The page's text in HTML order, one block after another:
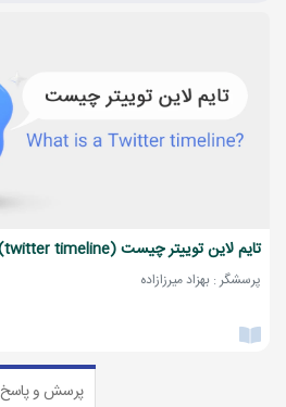
تایم لاین توییتر چیست (twitter timeline)
پرسشگر : بهزاد میرزازاده
پرسش و پاسخ